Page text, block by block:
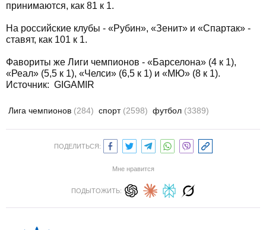
принимаются, как 81 к 1.
На российские клубы - «Рубин», «Зенит» и «Спартак» -
ставят, как 101 к 1.
Фавориты же Лиги чемпионов - «Барселона» (4 к 1),
«Реал» (5,5 к 1), «Челси» (6,5 к 1) и «МЮ» (8 к 1).
Источник: GIGAMIR
Лига чемпионов (284) спорт (2598) футбол (3389)
ПОДЕЛИТЬСЯ:
Мне нравится
ПОДЫТОЖИТЬ: